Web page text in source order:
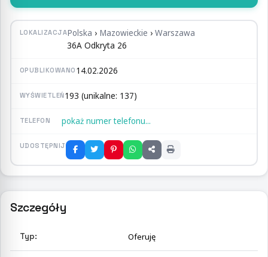
LOKALIZACJAPolska › Mazowieckie › Warszawa
36A Odkryta 26
OPUBLIKOWANO 14.02.2026
WYŚWIETLEŃ193 (unikalne: 137)
TELEFON pokaż numer telefonu...
UDOSTĘPNIJ
Szczegóły
Typ: Oferuję